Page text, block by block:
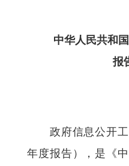
中华人民共和
报
政府信息公开工
年度报告），是《